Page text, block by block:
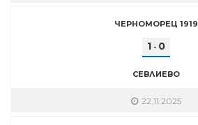
ЧЕРНОМОРЕЦ 1919
1 - 0
СЕВЛИЕВО
22.11.2025